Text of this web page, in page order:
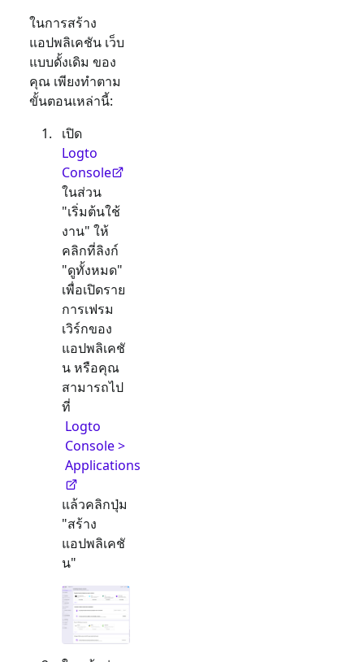
ในการสร้าง
แอปพลิเคชัน เว็บ
แบบดั้งเดิม ของ
คุณ เพียงทำตาม
ขั้นตอนเหล่านี้:
เปิด
Logto
Console
ในส่วน
"เริ่มต้นใช้
งาน" ให้
คลิกที่ลิงก์
"ดูทั้งหมด"
เพื่อเปิดราย
การเฟรม
เวิร์กของ
แอปพลิเคชั
น หรือคุณ
สามารถไป
ที่
Logto
Console >
Applications
แล้วคลิกปุ่ม
"สร้าง
แอปพลิเคชั
น"